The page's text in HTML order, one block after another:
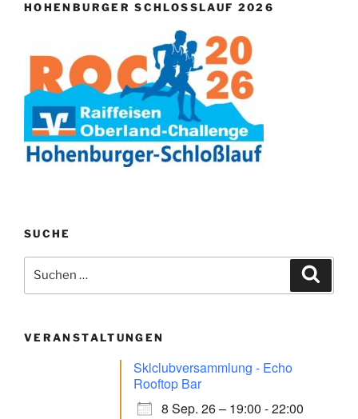
HOHENBURGER SCHLOSSLAUF 2026
SUCHE
nach:
VERANSTALTUNGEN
Sklclubversammlung - Echo
Rooftop Bar
8 Sep. 26 – 19:00 - 22:00